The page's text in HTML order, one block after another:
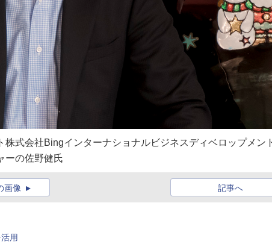
株式会社Bingインターナショナルビジネスディベロップメン
ーの佐野健氏
記事へ
画像
用